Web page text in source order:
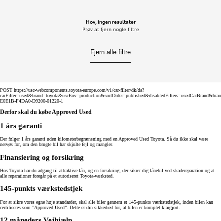
Hov, ingen resultater
Prøv at fjern nogle filtre
Fjern alle filtre
POST https://usc-webcomponents.toyota-europe.com/v1/car-filter/dk/da?
E0E1B-F4DA0-D9200-01220-1
Derfor skal du købe Approved Used
1 års garanti
Der følger 1 års garanti uden kilometerbegrænsning med en Approved Used Toyota. Så du ikke skal være
nervøs for, om den brugte bil har skjulte fejl og mangler.
Finansiering og forsikring
Hos Toyota har du adgang til attraktive lån, og en forsikring, der sikrer dig lånebil ved skadereparation og at
alle reparationer foregår på et autoriseret Toyota-værksted.
145-punkts værkstedstjek
For at sikre vores egne høje standarder, skal alle biler gennem et 145-punkts værkstedstjek, inden bilen kan
certificeres som ”Approved Used”. Dette er din sikkerhed for, at bilen er komplet klargjort.